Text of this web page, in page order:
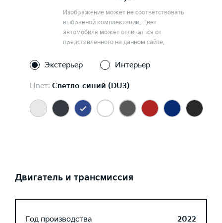
Изображение может не соответствовать
выбранной комплектации. Цвет
автомобиля может отличаться от
представленного на данном сайте.
Экстерьер Интерьер
Цвет: Светло-синий (DU3)
Двигатель и трансмиссия
Год производства
2022